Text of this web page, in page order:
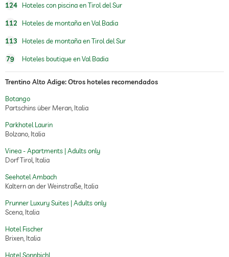
124 Hoteles con piscina en Tirol del Sur
112 Hoteles de montaña en Val Badia
113 Hoteles de montaña en Tirol del Sur
79 Hoteles boutique en Val Badia
Trentino Alto Adige: Otros hoteles recomendados
Botango
Partschins über Meran, Italia
Parkhotel Laurin
Bolzano, Italia
Vinea - Apartments | Adults only
Dorf Tirol, Italia
Seehotel Ambach
Kaltern an der Weinstraße, Italia
Prunner Luxury Suites | Adults only
Scena, Italia
Hotel Fischer
Brixen, Italia
Hotel Sonnbichl